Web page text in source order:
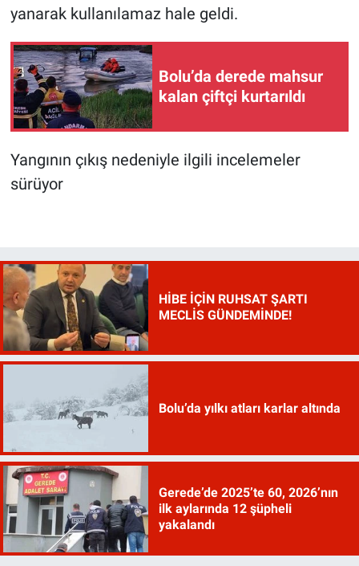
yanarak kullanılamaz hale geldi.
Bolu’da derede mahsur
kalan çiftçi kurtarıldı
Yangının çıkış nedeniyle ilgili incelemeler
sürüyor
HİBE İÇİN RUHSAT ŞARTI
MECLİS GÜNDEMİNDE!
Bolu’da yılkı atları karlar altında
Gerede’de 2025’te 60, 2026’nın
ilk aylarında 12 şüpheli
yakalandı